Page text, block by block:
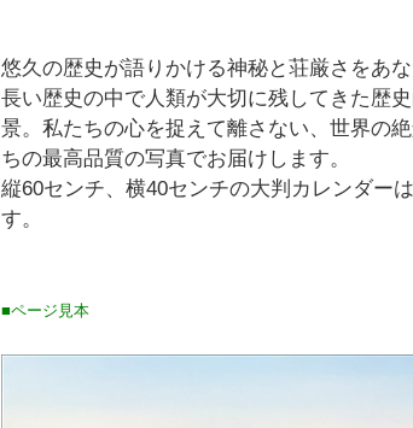
悠久の歴史が語りかける神秘と荘厳さをあな
長い歴史の中で人類が大切に残してきた歴
景。私たちの心を捉えて離さない、世界の
ちの最高品質の写真でお届けします。
縦60センチ、横40センチの大判カレンダー
す。
■ページ見本